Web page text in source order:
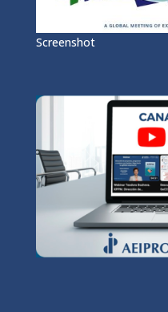
Screenshot